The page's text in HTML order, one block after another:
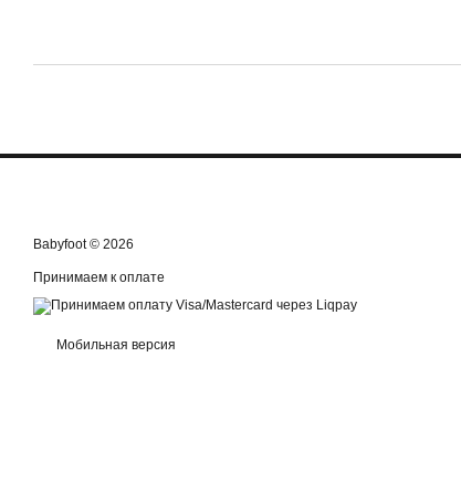
Babyfoot © 2026
Принимаем к оплате
Мобильная версия